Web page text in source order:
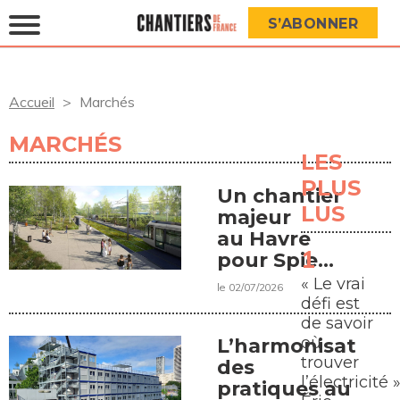
S’ABONNER
Accueil Marchés
MARCHÉS
Un chantier
majeur
au Havre
pour Spie
batignolles
paysage
le 02/07/2026
L’harmonisation
des
pratiques au
LES
PLUS
LUS
« Le vrai
défi est
de savoir
où
trouver
l’électricité